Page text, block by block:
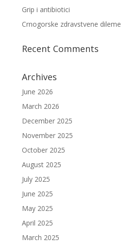
Grip i antibiotici
Crnogorske zdravstvene dileme
Recent Comments
Archives
June 2026
March 2026
December 2025
November 2025
October 2025
August 2025
July 2025
June 2025
May 2025
April 2025
March 2025